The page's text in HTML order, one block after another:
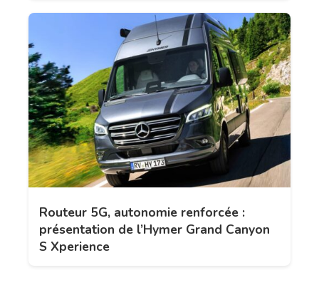
Routeur 5G, autonomie renforcée :
présentation de l’Hymer Grand Canyon
S Xperience